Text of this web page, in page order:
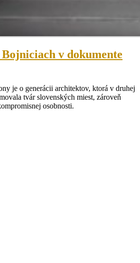
v dokumente
je o generácii architektov, ktorá v druhej
tvár slovenských miest, zároveň
osobnosti.